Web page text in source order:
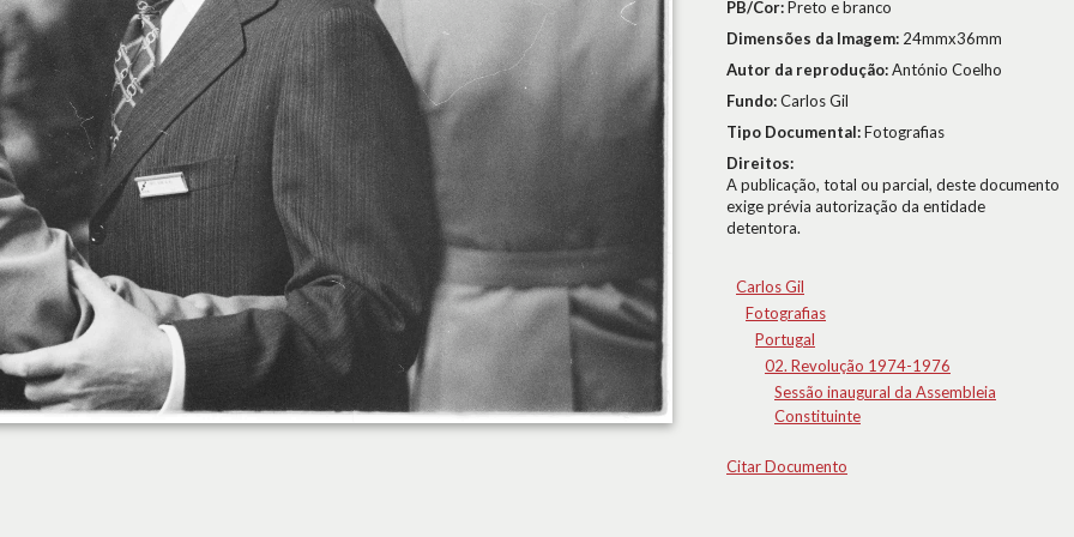
PB/Cor:Preto e branco
Dimensões da Imagem: 24mmx36mm
Autor da reprodução:António Coelho
Fundo:Carlos Gil
Tipo Documental:Fotografias
Direitos:
A publicação, total ou parcial, deste documento
exige prévia autorização da entidade
detentora.
Carlos Gil
Fotografias
Portugal
02. Revolução 1974-1976
Sessão inaugural da Assembleia
Constituinte
Citar Documento